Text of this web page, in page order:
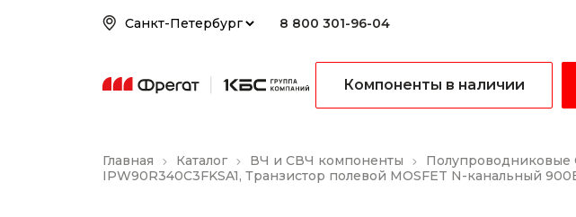
8 800 301-96-04
Компоненты в наличии
Главная Каталог ВЧ и СВЧ компоненты
IPW90R340C3FKSA1, Транзистор полевой MOSFET N-канальный